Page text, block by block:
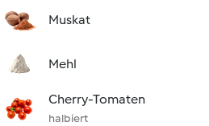
Muskat
Mehl
Cherry-Tomaten
halbiert